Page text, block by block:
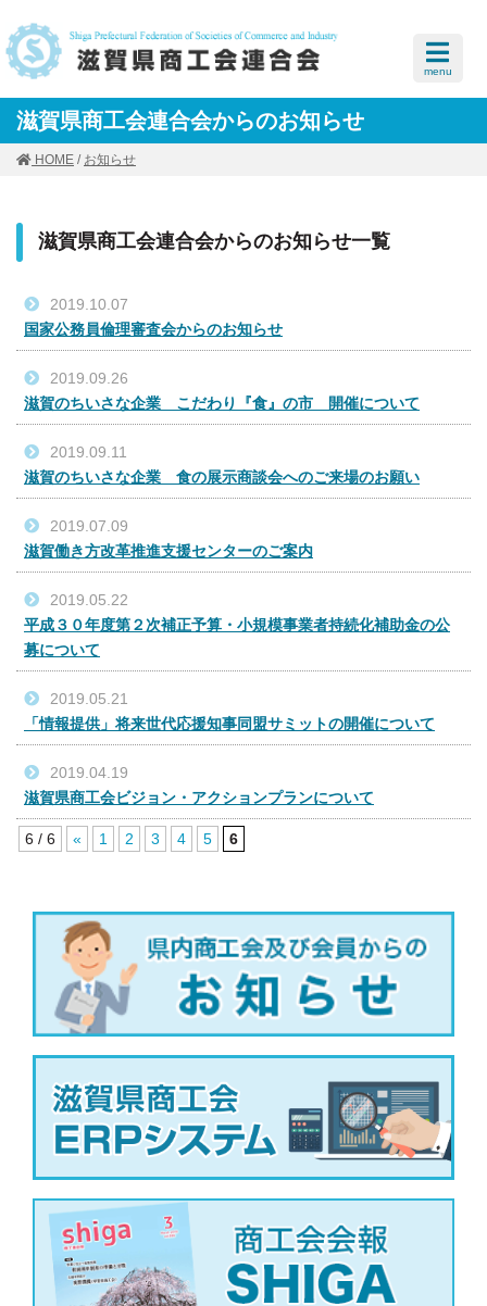
menu
滋賀県商工会連合会からのお知らせ
HOME / お知らせ
滋賀県商工会連合会からのお知らせ一覧
2019.10.07
国家公務員倫理審査会からのお知らせ
2019.09.26
滋賀のちいさな企業 こだわり『食』の市 開催について
2019.09.11
滋賀のちいさな企業 食の展示商談会へのご来場のお願い
2019.07.09
滋賀働き方改革推進支援センターのご案内
2019.05.22
平成３０年度第２次補正予算・小規模事業者持続化補助金の公
募について
2019.05.21
「情報提供」将来世代応援知事同盟サミットの開催について
2019.04.19
滋賀県商工会ビジョン・アクションプランについて
6 / 6 « 1 2 3 4 5 6